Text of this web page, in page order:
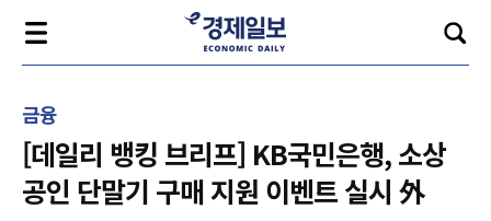
금융
[데일리 뱅킹 브리프] KB국민은행, 소상
공인 단말기 구매 지원 이벤트 실시 外